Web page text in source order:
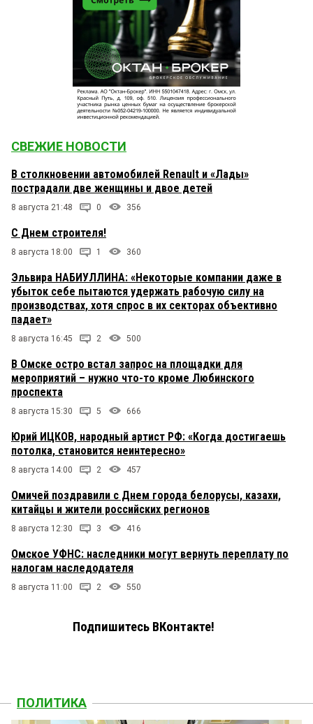
СВЕЖИЕ НОВОСТИ
В столкновении автомобилей Renault и «Лады»
пострадали две женщины и двое детей
8 августа 21:48 0 356
С Днем строителя!
8 августа 18:00 1 360
Эльвира НАБИУЛЛИНА: «Некоторые компании даже в
убыток себе пытаются удержать рабочую силу на
производствах, хотя спрос в их секторах объективно
падает»
8 августа 16:45 2 500
В Омске остро встал запрос на площадки для
мероприятий – нужно что-то кроме Любинского
проспекта
8 августа 15:30 5 666
Юрий ИЦКОВ, народный артист РФ: «Когда достигаешь
потолка, становится неинтересно»
8 августа 14:00 2 457
Омичей поздравили с Днем города белорусы, казахи,
китайцы и жители российских регионов
8 августа 12:30 3 416
Омское УФНС: наследники могут вернуть переплату по
налогам наследодателя
8 августа 11:00 2 550
Подпишитесь ВКонтакте!
ПОЛИТИКА